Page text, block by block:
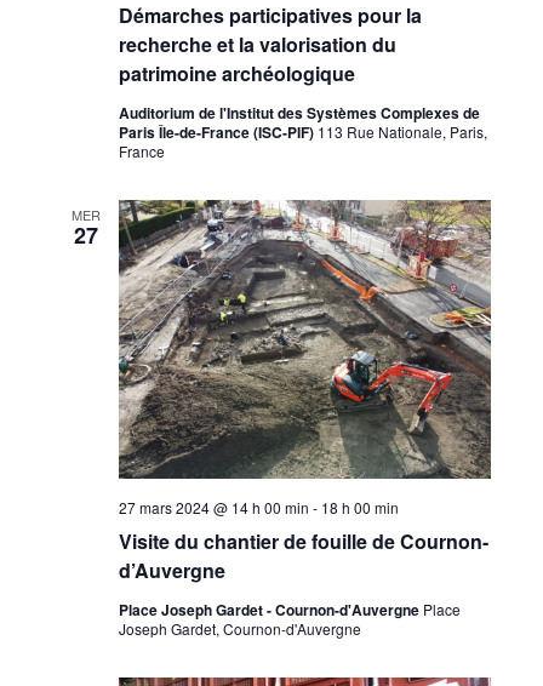
Démarches participatives pour la
recherche et la valorisation du
patrimoine archéologique
Auditorium de l'Institut des Systèmes Complexes de
Paris Île-de-France (ISC-PIF) 113 Rue Nationale, Paris,
France
MER
27
Visite du chantier de fouille de Cournon-
d’Auvergne
27 mars 2024 @ 14 h 00 min - 18 h 00 min
Place Joseph Gardet - Cournon-d'Auvergne Place
Joseph Gardet, Cournon-d'Auvergne